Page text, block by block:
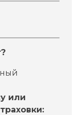
или